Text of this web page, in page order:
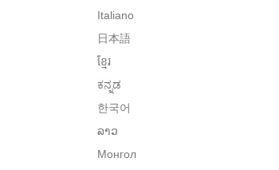
Italiano
日本語
ខ្មែរ
ಕನ್ನಡ
한국어
ລາວ
Монгол